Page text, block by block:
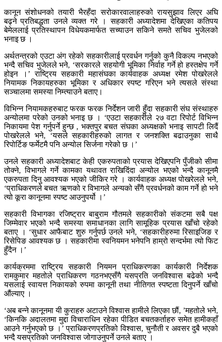
कानून संशोधनको तयारी भैरहँदा सरोकारवालाहरुको रायसुझाव लिएर अघि
बढ्ने प्रतिबद्धता उनले व्यक्त गरे । सहकारी अध्यादेशमा देखिएका कतिपय
बेमेललाई प्रतिस्थापन विधेयकमार्फत सच्याउन सकिने समते सचिव भुजेलको
भनाइ छ ।
अर्थतन्त्रको एउटा अंग रहेको सहकारीलाई प्रवर्धन गर्नुको कुनै विकल्प नभएको
भन्दै सचिव भुजेलले भने, ‘सरकारले सहयोगी भूमिका निर्वाह गर्ने हो हस्तक्षेप गर्ने
होइन ।’ राष्ट्रिय सहकारी महासंघका कार्यवाहक अध्यक्ष रमेश पोखरेलले
नियामक निकायहरुका भूमिका र अधिकार स्पष्ट गरिएन भने त्यसले संस्था
सञ्चालमा समस्या निम्त्याउने बताए।
विभिन्न नियामकहरुबाट फरक फरक निर्देशन जारी हुँदा सहकारी संघ संस्थाहरु
अन्योलमा परेको उनको भनाइ छ । ‘एउटा सहकारीले २७ वटा रिपोर्ट विभिन्न
निकायमा पेश गर्नुपर्ने हुन्छ , भक्तपुर बचत संघका अध्यक्षको भनाइ सापटी लिदैं
पोखरेलले भने, ‘यसले सहकारीहरुको लागत र जनशक्ति बढाउनुका साथै
रिपोर्टिङ फर्मेटमै पनि अन्योल सिर्जना गरेको छ ।’
उनले सहकारी अध्यादेशबाट केही एकरुपताको प्रयास देखिएपनि पुँजीको सीमा
तोक्ने, विभागले गर्ने कामका यथावत राखिदिंदा अन्योल भएको भन्दै कानूनमै
एकरुपता दिनु आवश्यक भएको जीकिर गरे । कार्यवाहक अध्यक्ष पोखरेलले भने,
‘प्राधिकरणले बचत ऋणको र विभागले अन्यको सँगै प्रवर्धनको काम गर्ने हो भने
त्यो कूरा कानूनमा स्पष्ट आउनुपर्यो ।’
सहकारी विभागका रजिष्ट्रार बाबुराम गौतमले सहकारीको संकटमा सबै पक्ष
जिम्मेवार भएको भन्दै समस्या समाधानका लागि सामूहिक प्रयास खाँचो रहेको
बताए । ‘सुधार आफैबाट शुरु गर्नुपर्छ उनले भने, ‘सहकारीहरुमा रिसाइजिङ र
रिसेपिङ आवश्यक छ । सहकारीमा स्वनियमन भनेपनि हाम्रो सन्दर्भमा त्यो फिट
हुँदैन ।’
कार्यक्रममा राष्ट्रिय सहकारी नियमन प्राधिकरणका कार्यकारी निर्देशक
रामकुमार महतोले प्राधिकरण गठनभएसँगै यसप्रति जनविश्वास बढेको भन्दै
यसलाई स्वायत्त निकायको रुपमा कानूनी तथा नीतिगत स्पष्टता दिनुपर्ने खाँचो
औंल्याए ।
‘अब बन्ने कानूनमा यी कुराहरु अटाउने विश्वास हामीले लिएका छौं, ’महतोले भने,
‘किनकि अदालतमा मुद्दा विचाराधिन रहेका पीडित बचतकर्ताहरु समेत हामीकहाँ
आउने गर्नुभएको छ ।’ प्राधिकरणप्रतिको विश्वास, चुनौती र अवसर दुबै भएको
भन्दै यसप्रतिको जनविश्वास जोगाउनुपर्ने उनले बताए ।